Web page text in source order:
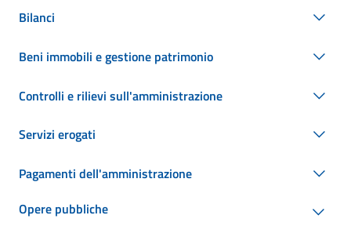
Bilanci
Beni immobili e gestione patrimonio
Controlli e rilievi sull'amministrazione
Servizi erogati
Pagamenti dell'amministrazione
Opere pubbliche